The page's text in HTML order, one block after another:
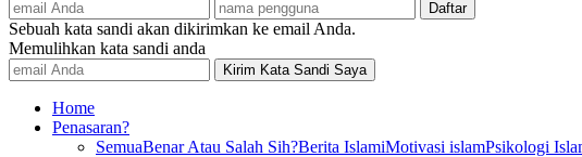
Sebuah kata sandi akan dikirimkan ke email Anda.
Memulihkan kata sandi anda
Home
Penasaran?
SemuaBenar Atau Salah Sih?Berita IslamiMotivasi islamPsikologi